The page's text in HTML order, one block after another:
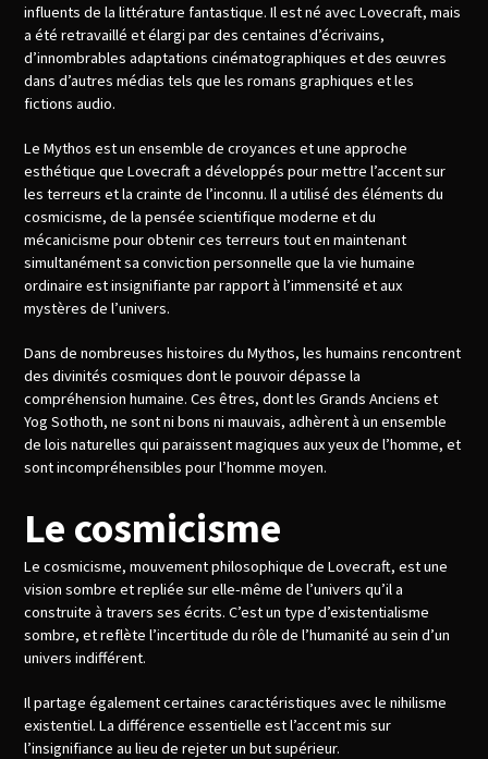
influents de la littérature fantastique. Il est né avec Lovecraft, mais
a été retravaillé et élargi par des centaines d’écrivains,
d’innombrables adaptations cinématographiques et des œuvres
dans d’autres médias tels que les romans graphiques et les
fictions audio.
Le Mythos est un ensemble de croyances et une approche
esthétique que Lovecraft a développés pour mettre l’accent sur
les terreurs et la crainte de l’inconnu. Il a utilisé des éléments du
cosmicisme, de la pensée scientifique moderne et du
mécanicisme pour obtenir ces terreurs tout en maintenant
simultanément sa conviction personnelle que la vie humaine
ordinaire est insignifiante par rapport à l’immensité et aux
mystères de l’univers.
Dans de nombreuses histoires du Mythos, les humains rencontrent
des divinités cosmiques dont le pouvoir dépasse la
compréhension humaine. Ces êtres, dont les Grands Anciens et
Yog Sothoth, ne sont ni bons ni mauvais, adhèrent à un ensemble
de lois naturelles qui paraissent magiques aux yeux de l’homme, et
sont incompréhensibles pour l’homme moyen.
Le cosmicisme
Le cosmicisme, mouvement philosophique de Lovecraft, est une
vision sombre et repliée sur elle-même de l’univers qu’il a
construite à travers ses écrits. C’est un type d’existentialisme
sombre, et reflète l’incertitude du rôle de l’humanité au sein d’un
univers indifférent.
Il partage également certaines caractéristiques avec le nihilisme
existentiel. La différence essentielle est l’accent mis sur
l’insignifiance au lieu de rejeter un but supérieur.